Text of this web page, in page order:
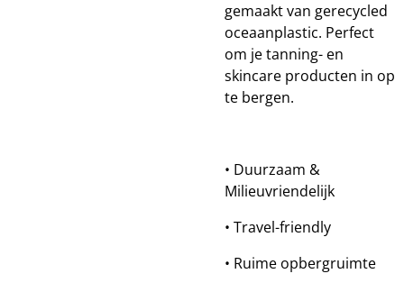
gemaakt van gerecycled
oceaanplastic. Perfect
om je tanning- en
skincare producten in op
te bergen.
• Duurzaam &
Milieuvriendelijk
• Travel-friendly
• Ruime opbergruimte